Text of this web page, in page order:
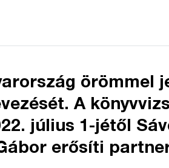
örömmel
A
július 1-jétől
erősíti